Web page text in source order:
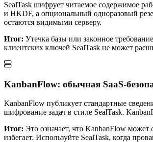
SealTask шифрует читаемое содержимое
и HKDF, а опциональный одноразовый
остаются видимыми серверу.
Итог: Утечка базы или законное
клиентских ключей SealTask не может
KanbanFlow: обычная SaaS-
KanbanFlow публикует стандартные
шифрование задач в стиле SealTask.
Итог: Это означает, что KanbanFlow
избегает. Используйте SealTask, когда